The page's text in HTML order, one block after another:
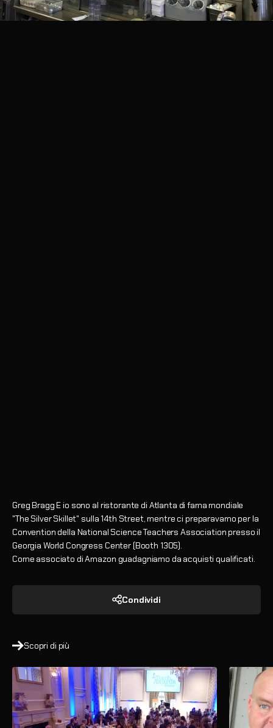
Greg BraggE io sono al ristorante di Atlanta di fama mondiale
"The Silver Skillet" sulla 14th Street, mentre ci preparavamo per la
Convention della National Science Teachers Association presso il
Georgia World Congress Center (Booth 1305).
Come associato di Amazon guadagniamo da acquisti qualificati.
Condividi
Scopri di più